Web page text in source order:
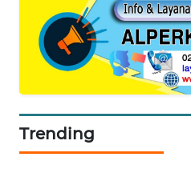
Trending
WALINKI
ID
MARTABAT